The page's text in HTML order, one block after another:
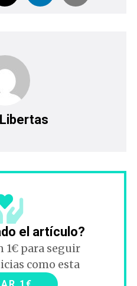
el artículo?
1€ para seguir
como esta